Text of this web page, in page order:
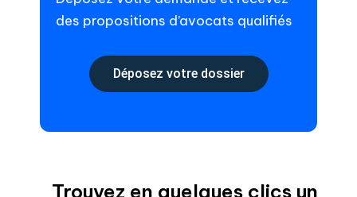
des propositions d’avocats qualifiés
Déposez votre dossier
Trouvez en quelques clics un